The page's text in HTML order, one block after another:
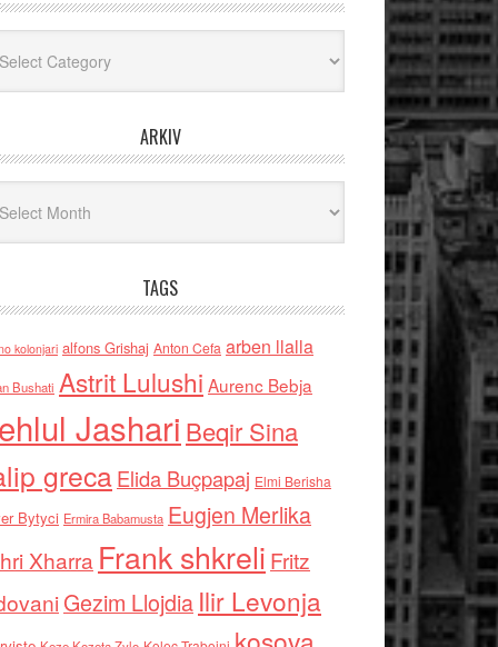
ARKIV
TAGS
kolonjari alfons Grishaj Anton Cefa arben llalla
Bushati Astrit Lulushi Aurenc Bebja
Jashari Beqir Sina
grecaElida Buçpapaj Elmi Berisha
Bytyci Ermira Babamusta Eugjen Merlika
Xharra Frank shkreli Fritz
Gezim Llojdia Ilir Levonja